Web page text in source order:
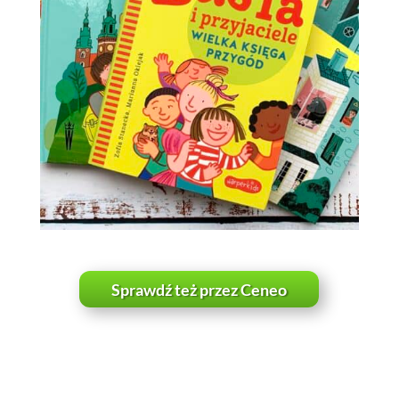
Sprawdź też przez Ceneo